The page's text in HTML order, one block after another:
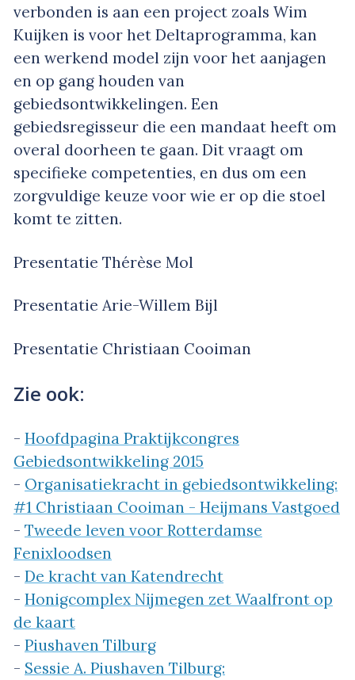
verbonden is aan een project zoals Wim
Kuijken is voor het Deltaprogramma, kan
een werkend model zijn voor het aanjagen
en op gang houden van
gebiedsontwikkelingen. Een
gebiedsregisseur die een mandaat heeft om
overal doorheen te gaan. Dit vraagt om
specifieke competenties, en dus om een
zorgvuldige keuze voor wie er op die stoel
komt te zitten.
Presentatie Thérèse Mol
Presentatie Arie-Willem Bijl
Presentatie Christiaan Cooiman
Zie ook:
- Hoofdpagina Praktijkcongres
Gebiedsontwikkeling 2015
- Organisatiekracht in gebiedsontwikkeling:
#1 Christiaan Cooiman - Heijmans Vastgoed
- Tweede leven voor Rotterdamse
Fenixloodsen
- De kracht van Katendrecht
- Honigcomplex Nijmegen zet Waalfront op
de kaart
- Piushaven Tilburg
- Sessie A. Piushaven Tilburg: